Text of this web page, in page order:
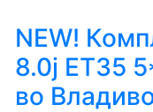
NEW!
8.0j ET35
во